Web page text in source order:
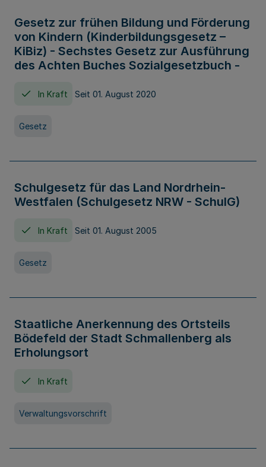
Gesetz zur frühen Bildung und Förderung
von Kindern (Kinderbildungsgesetz –
KiBiz) - Sechstes Gesetz zur Ausführung
des Achten Buches Sozialgesetzbuch -
In Kraft Seit 01. August 2020
Gesetz
Schulgesetz für das Land Nordrhein-
Westfalen (Schulgesetz NRW - SchulG)
In Kraft Seit 01. August 2005
Gesetz
Staatliche Anerkennung des Ortsteils
Bödefeld der Stadt Schmallenberg als
Erholungsort
In Kraft
Verwaltungsvorschrift